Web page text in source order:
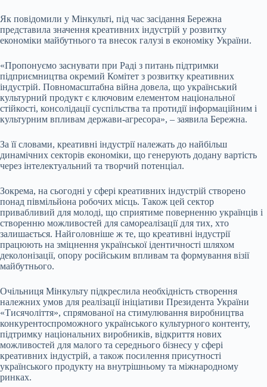
Як повідомили у Мінкульті, під час засідання Бережна
представила значення креативних індустрій у розвитку
економіки майбутнього та внесок галузі в економіку України.
«Пропонуємо заснувати при Раді з питань підтримки
підприємництва окремий Комітет з розвитку креативних
індустрій. Повномасштабна війна довела, що український
культурний продукт є ключовим елементом національної
стійкості, консолідації суспільства та протидії інформаційним і
культурним впливам держави-агресора», – заявила Бережна.
За її словами, креативні індустрії належать до найбільш
динамічних секторів економіки, що генерують додану вартість
через інтелектуальний та творчий потенціал.
Зокрема, на сьогодні у сфері креативних індустрій створено
понад півмільйона робочих місць. Також цей сектор
привабливий для молоді, що сприятиме поверненню українців і
створенню можливостей для самореалізації для тих, хто
залишається. Найголовніше ж те, що креативні індустрії
працюють на зміцнення української ідентичності шляхом
деколонізації, опору російським впливам та формування візії
майбутнього.
Очільниця Мінкульту підкреслила необхідність створення
належних умов для реалізації ініціативи Президента України
«Тисячоліття», спрямованої на стимулювання виробництва
конкурентоспроможного українського культурного контенту,
підтримку національних виробників, відкриття нових
можливостей для малого та середнього бізнесу у сфері
креативних індустрій, а також посилення присутності
українського продукту на внутрішньому та міжнародному
ринках.